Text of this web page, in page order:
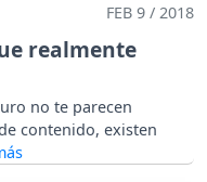
FEB 9 / 2018
realmente
no te parecen
contenido, existen